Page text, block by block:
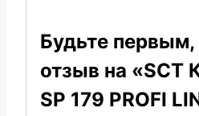
Будьте первым,
отзыв на
SP 179 PROFI